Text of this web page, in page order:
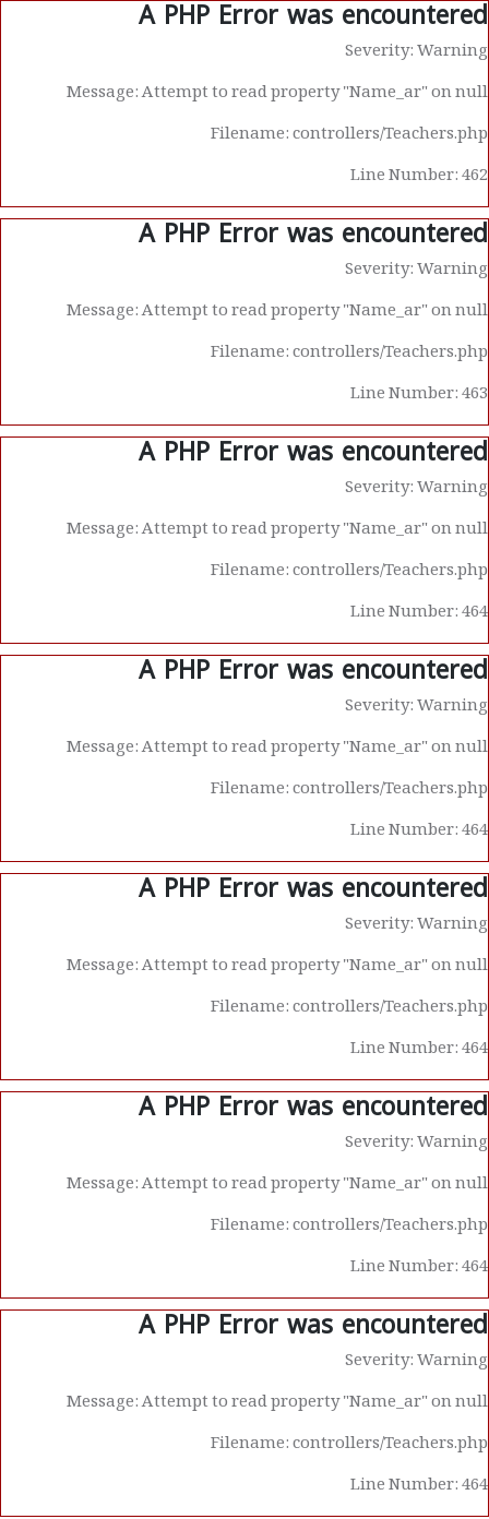
A PHP Error was encountered
Severity: Warning
Message: Attempt to read property "Name_ar" on null
Filename: controllers/Teachers.php
Line Number: 462
A PHP Error was encountered
Severity: Warning
Message: Attempt to read property "Name_ar" on null
Filename: controllers/Teachers.php
Line Number: 463
A PHP Error was encountered
Severity: Warning
Message: Attempt to read property "Name_ar" on null
Filename: controllers/Teachers.php
Line Number: 464
A PHP Error was encountered
Severity: Warning
Message: Attempt to read property "Name_ar" on null
Filename: controllers/Teachers.php
Line Number: 464
A PHP Error was encountered
Severity: Warning
Message: Attempt to read property "Name_ar" on null
Filename: controllers/Teachers.php
Line Number: 464
A PHP Error was encountered
Severity: Warning
Message: Attempt to read property "Name_ar" on null
Filename: controllers/Teachers.php
Line Number: 464
A PHP Error was encountered
Severity: Warning
Message: Attempt to read property "Name_ar" on null
Filename: controllers/Teachers.php
Line Number: 464